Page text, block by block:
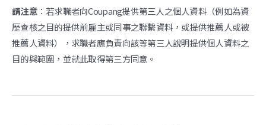
請注意：若求職者向Coupang提供第三人之個人資料（例如為資
歷查核之目的提供前雇主或同事之聯繫資料，或提供推薦人或被
推薦人資料），求職者應負責向該等第三人說明提供個人資料之
目的與範圍，並就此取得第三方同意。